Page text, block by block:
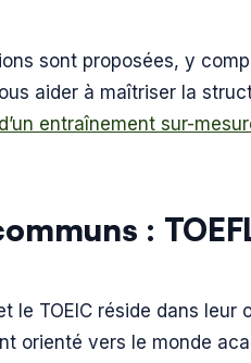
sont proposées, y
aider à maîtriser la
entraînement sur-
:
le TOEIC réside dans leur
orienté vers le monde